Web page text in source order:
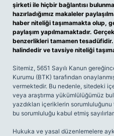
şirketi ile hiçbir bağlantısı
hazırladığımız makaleler
haber niteliği taşımamakta olup,
paylaşım yapılmamaktadır.
benzerlikleri tamamen
halindedir ve tavsiye niteliği
Sitemiz, 5651 Sayılı Kanun
Kurumu (BTK) tarafından
vermektedir. Bu nedenle, sitedeki
veya araştırma yükümlülüğümüz
yazdıkları içeriklerin
bu sorumluluğu kabul etmiş
Hukuka ve yasal düzenlemelere